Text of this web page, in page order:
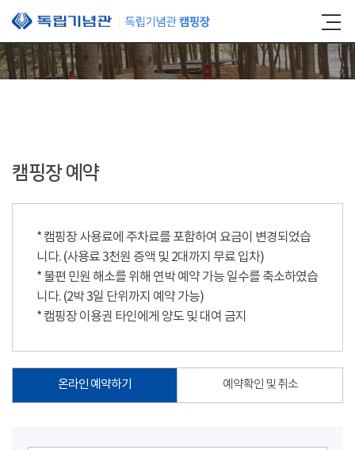
본문 바로가기
캠핑장 예약
* 캠핑장 사용료에 주차료를 포함하여 요금이 변경되었습
니다. (사용료 3천원 증액 및 2대까지 무료 입차)
* 불편 민원 해소를 위해 연박 예약 가능 일수를 축소하였습
니다. (2박 3일 단위까지 예약 가능)
* 캠핑장 이용권 타인에게 양도 및 대여 금지
온라인 예약하기 예약확인 및 취소